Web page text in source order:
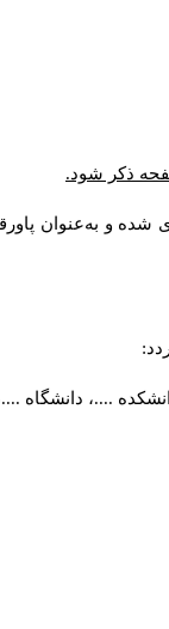
ذکر شود.
شده و به‌عنوان
....، دانشگاه ....،